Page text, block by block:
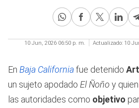
10 Jun, 2026 06:50 p. m. Actualizado: 10
En Baja Californiafue detenido
un sujeto apodado El Ñoño y
las autoridades como objetivo